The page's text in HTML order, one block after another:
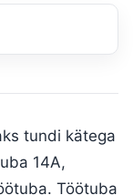
tundi kätega
14A,
Töötuba